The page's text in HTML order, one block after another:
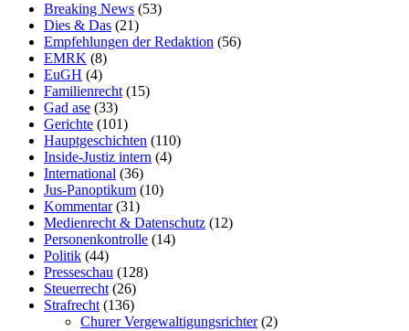
Breaking News (53)
Dies & Das (21)
Empfehlungen der Redaktion (56)
EMRK (8)
EuGH (4)
Familienrecht (15)
Gad ase (33)
Gerichte (101)
Hauptgeschichten (110)
Inside-Justiz intern (4)
International (36)
Jus-Panoptikum (10)
Kommentar(31)
Medienrecht & Datenschutz (12)
Personenkontrolle (14)
Politik (44)
Presseschau (128)
Steuerrecht (26)
Strafrecht (136)
Churer Vergewaltigungsrichter(2)